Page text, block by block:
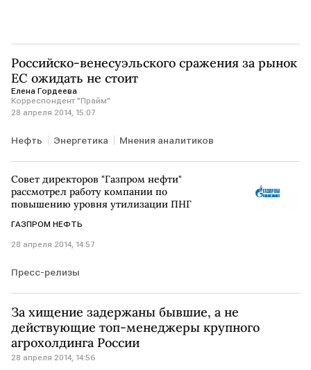
Российско-венесуэльского сражения за рынок
ЕС ожидать не стоит
Елена Гордеева
Корреспондент "Прайм"
28 апреля 2014, 15:07
Нефть Энергетика Мнения аналитиков
Совет директоров "Газпром нефти"
рассмотрел работу компании по
повышению уровня утилизации ПНГ
ГАЗПРОМ НЕФТЬ
28 апреля 2014, 14:57
Пресс-релизы
За хищение задержаны бывшие, а не
действующие топ-менеджеры крупного
агрохолдинга России
28 апреля 2014, 14:56